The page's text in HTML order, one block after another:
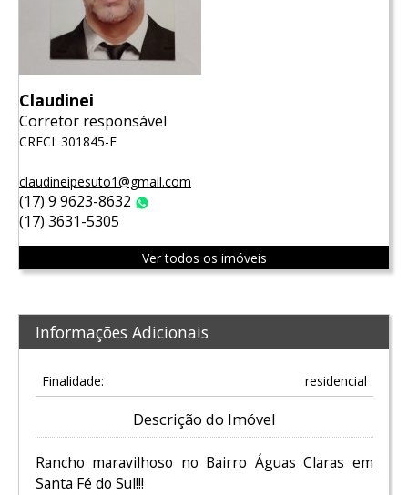
Claudinei
Corretor responsável
CRECI: 301845-F
claudineipesuto1@gmail.com
(17) 9 9623-8632
(17) 3631-5305
Ver todos os imóveis
Informações Adicionais
Finalidade: residencial
Descrição do Imóvel
Rancho maravilhoso no Bairro Águas Claras em
Santa Fé do Sul!!!